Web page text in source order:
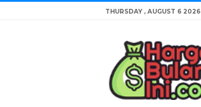
THURSDAY , AUGUST 6 2026